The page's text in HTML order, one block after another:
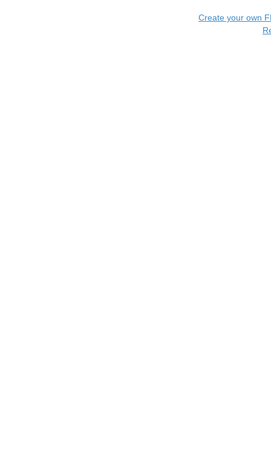
Create your own